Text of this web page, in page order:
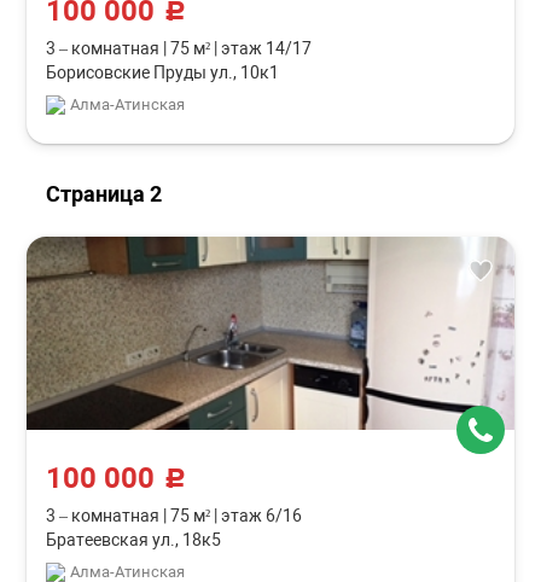
100 000 c
3 – комнатная 75 м² этаж 14/17
Борисовские Пруды ул., 10к1
Алма-Атинская
Страница 2
100 000 c
3 – комнатная 75 м² этаж 6/16
Братеевская ул., 18к5
Алма-Атинская